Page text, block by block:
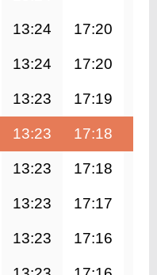
13:24 17:20
13:24 17:20
13:23 17:19
13:23 17:18
13:23 17:18
13:23 17:17
13:23 17:16